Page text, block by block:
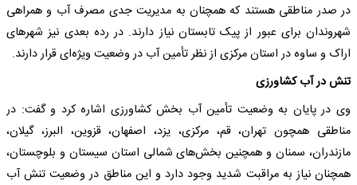
در صدر مناطقی هستند که همچنان به مدیریت جدی مصرف آب و همراهی
شهروندان برای عبور از پیک تابستان نیاز دارند. در رده بعدی نیز شهرهای
اراک و ساوه در استان مرکزی از نظر تأمین آب در وضعیت ویژه‌ای قرار دارند.
تنش در آب کشاورزی
وی در پایان به وضعیت تأمین آب بخش کشاورزی اشاره کرد و گفت: در
مناطقی همچون تهران، قم، مرکزی، یزد، اصفهان، قزوین، البرز، گیلان،
مازندران، سمنان و همچنین بخش‌های شمالی استان سیستان و بلوچستان،
همچنان نیاز به مراقبت شدید وجود دارد و این مناطق در وضعیت تنش آب